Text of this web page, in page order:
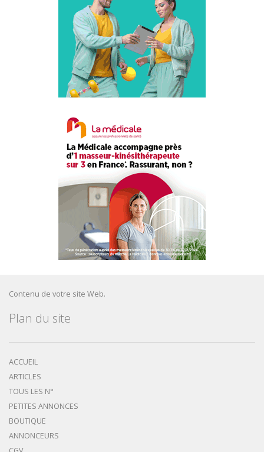
Contenu de votre site Web.
Plan du site
ACCUEIL
ARTICLES
TOUS LES N°
PETITES ANNONCES
BOUTIQUE
ANNONCEURS